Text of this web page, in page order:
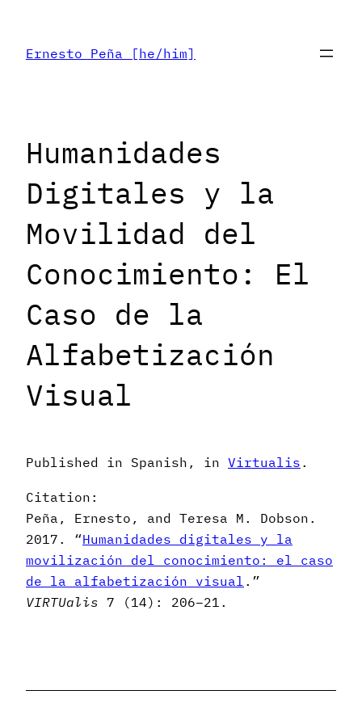
content
Ernesto Peña [he/him]
Humanidades
Digitales y la
Movilidad del
Conocimiento: El
Caso de la
Alfabetización
Visual
Published in Spanish, in Virtualis.
Citation:
Peña, Ernesto, and Teresa M. Dobson.
2017. “Humanidades digitales y la
movilización del conocimiento: el caso
de la alfabetización visual .”
VIRTUalis 7 (14): 206–21.